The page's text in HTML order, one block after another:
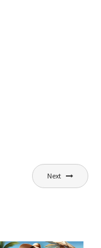
Next